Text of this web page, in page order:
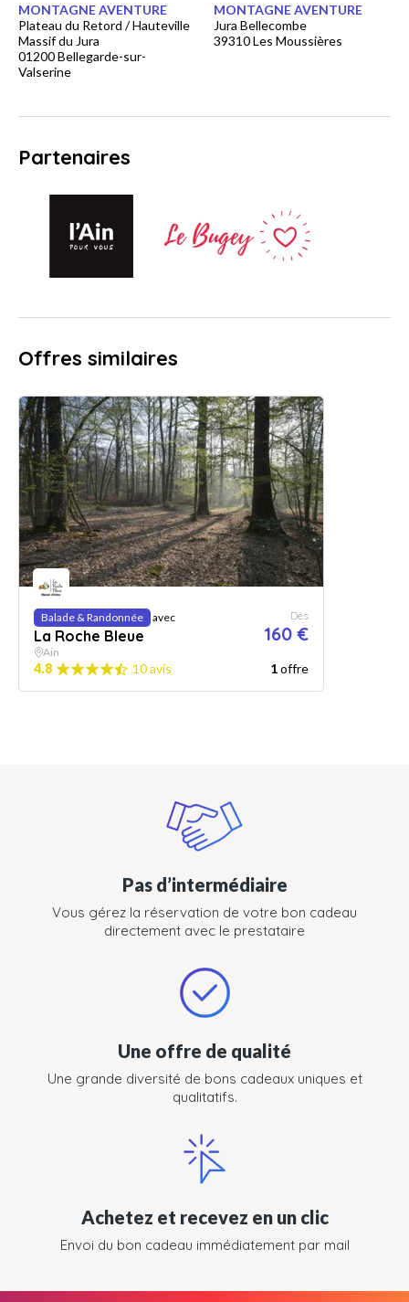
MONTAGNE AVENTURE
Plateau du Retord / Hauteville
Massif du Jura
01200 Bellegarde-sur-
Valserine
MONTAGNE AVENTURE
Jura Bellecombe
39310 Les Moussières
Partenaires
Offres similaires
Balade & Randonnée avec
La Roche Bleue
Dès
160 €
Ain
4.8 10 avis 1offre
Pas d’intermédiaire
Vous gérez la réservation de votre bon cadeau
directement avec le prestataire
Une offre de qualité
Une grande diversité de bons cadeaux uniques et
qualitatifs.
Achetez et recevez en un clic
Envoi du bon cadeau immédiatement par mail